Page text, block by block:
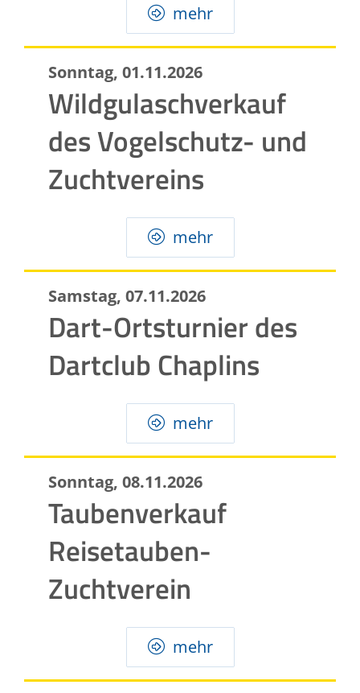
mehr
Wildgulaschverkauf
des Vogelschutz- und
Zuchtvereins
Sonntag, 01.11.2026
mehr
Dart-Ortsturnier des
Dartclub Chaplins
Samstag, 07.11.2026
mehr
Taubenverkauf
Reisetauben-
Zuchtverein
Sonntag, 08.11.2026
mehr